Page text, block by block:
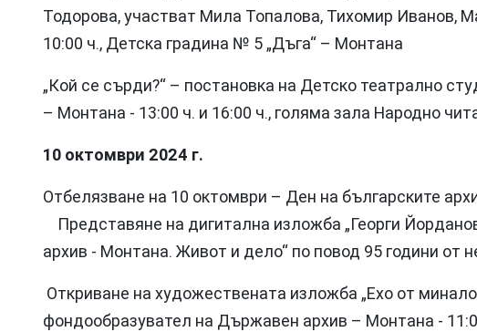
Тодорова, участват Мила Топалова, Тихомир Иванов,
10:00 ч., Детска градина № 5 „Дъга“ – Монтана
„Кой се сърди?“ – постановка на Детско театрално
– Монтана - 13:00 ч. и 16:00 ч., голяма зала Народно
10 октомври 2024 г.
Отбелязване на 10 октомври – Ден на българските
Представяне на дигитална изложба „Георги
архив - Монтана. Живот и дело“ по повод 95 години от
Откриване на художествената изложба „Ехо от
фондообразувател на Държавен архив – Монтана -